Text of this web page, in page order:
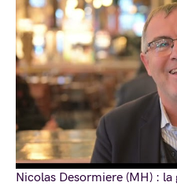
Nicolas Desormiere (MH) :